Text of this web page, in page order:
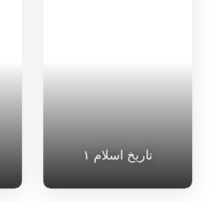
تاریخ اسلام ۱